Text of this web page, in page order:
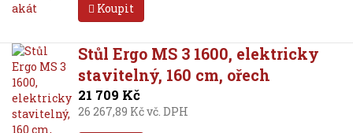
Koupit
Stůl Ergo MS 3 1600, elektricky
stavitelný, 160 cm, ořech
21 709 Kč
26 267,89 Kč vč. DPH